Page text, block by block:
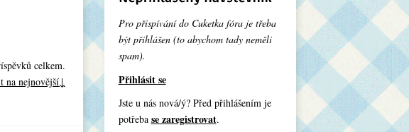
celkem.
na nejnovější↓
Pro přispívání do Cuketka fóra je třeba
být přihlášen (to abychom tady neměli
spam).
Přihlásit se
Jste u nás nová/ý? Před přihlášením je
potřeba se zaregistrovat.